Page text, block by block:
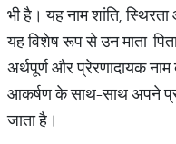
भी है। यह नाम शांति,
यह विशेष रूप से उन माता-
अर्थपूर्ण और प्रेरणादायक
आकर्षण के साथ-साथ अपने
जाता है।